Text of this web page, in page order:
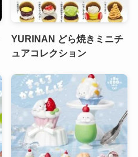
YURINAN どら焼きミニチ
ュアコレクション